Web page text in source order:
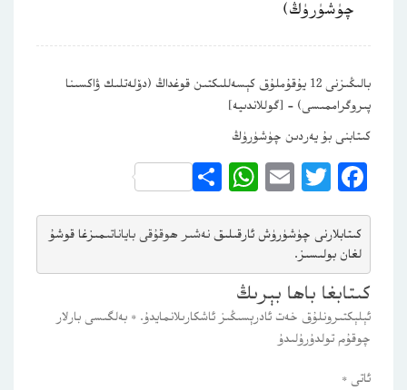
چۈشۈرۈڭ)
بالىڭىزنى 12 يۇقۇملۇق كېسەللىكتىن قوغداڭ (دۆلەتلىك ۋاكسىنا
پىروگراممىسى) – [گوللاندىيە]
كىتابنى بۇ يەردىن چۈشۈرۈڭ
Facebook
Twitter
Email
WhatsApp
Share
كىتابلارنى چۈشۈرۈش ئارقىلىق نەشىر ھوقۇقى باياناتىمىزغا قوشۇ
لغان بولىسىز.
كىتابغا باھا بېرىڭ
ئېلېكتىرونلۇق خەت ئادرېسىڭىز ئاشكارىلانمايدۇ. * بەلگىسى بارلار
چوقۇم تولدۇرۇلىدۇ
ئاتى *